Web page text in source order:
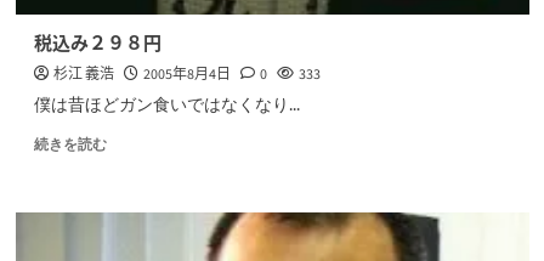
税込み２９８円
杉江 義浩 2005年8月4日 0 333
僕は昔ほどガン食いではなくなり...
続きを読む